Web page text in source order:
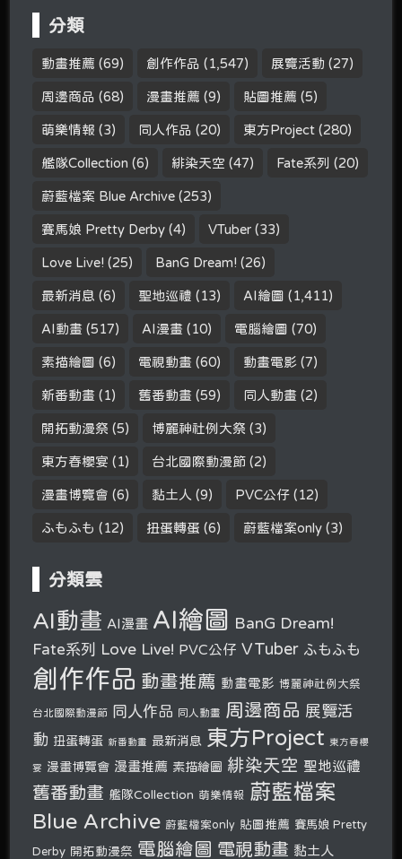
分類
動畫推薦 (69) 創作作品 (1,547) 展覽活動 (27)
周邊商品 (68) 漫畫推薦 (9) 貼圖推薦 (5)
萌樂情報 (3) 同人作品 (20) 東方Project (280)
艦隊Collection (6) 緋染天空 (47) Fate系列 (20)
蔚藍檔案 Blue Archive (253)
賽馬娘 Pretty Derby (4) VTuber (33)
Love Live! (25) BanG Dream! (26)
最新消息 (6) 聖地巡禮 (13) AI繪圖 (1,411)
AI動畫 (517) AI漫畫 (10) 電腦繪圖 (70)
素描繪圖 (6) 電視動畫 (60) 動畫電影 (7)
新番動畫 (1) 舊番動畫 (59) 同人動畫 (2)
開拓動漫祭 (5) 博麗神社例大祭 (3)
東方春櫻宴 (1) 台北國際動漫節 (2)
漫畫博覽會 (6) 黏土人 (9) PVC公仔 (12)
ふもふも (12) 扭蛋轉蛋 (6) 蔚藍檔案only (3)
分類雲
AI動畫 AI漫畫 AI繪圖 BanG Dream!
Fate系列
Love Live! PVC公仔 VTuber ふもふも
創作作品 動畫推薦 動畫電影 博麗神社例大祭
台北國際動漫節 同人作品 同人動畫 周邊商品 展覽活
動 扭蛋轉蛋 新番動畫 最新消息 東方Project 東方春櫻
宴 漫畫博覽會 漫畫推薦 素描繪圖 緋染天空 聖地巡禮
舊番動畫 艦隊Collection 萌樂情報 蔚藍檔案
Blue Archive 蔚藍檔案only 貼圖推薦 賽馬娘 Pretty
Derby 開拓動漫祭 電腦繪圖 電視動畫 黏土人